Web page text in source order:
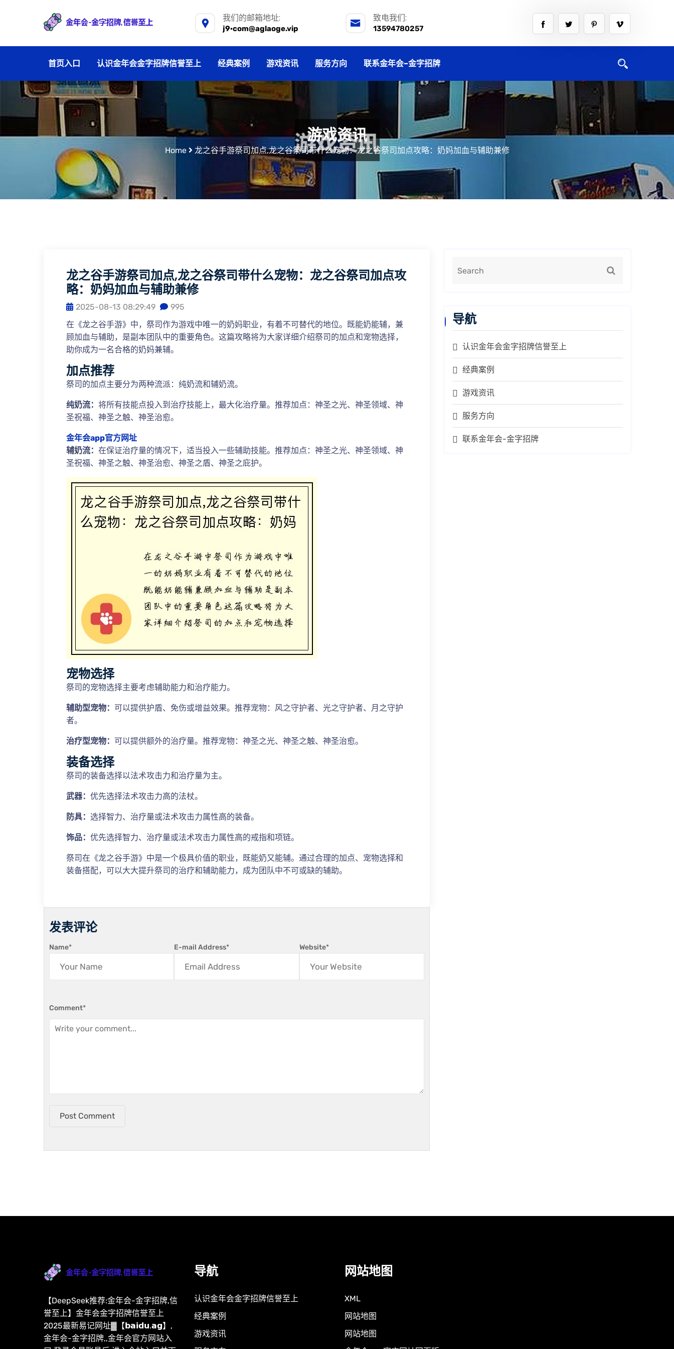
我们的邮箱地址:
j9·com@aglaoge.vip
致电我们:
13594780257
首页入口 认识金年会金字招牌信誉至上 经典案例 游戏资讯 服务方向 联系金年会-金字招牌
游戏资讯
Home 龙之谷手游祭司加点,龙之谷祭司带什么宠物：龙之谷祭司加点攻略：奶妈加血与辅助兼修
龙之谷手游祭司加点,龙之谷祭司带什么宠物：龙之谷祭司加点攻
略：奶妈加血与辅助兼修
2025-08-13 08:29:49
995
在《龙之谷手游》中，祭司作为游戏中唯一的奶妈职业，有着不可替代的地位。既能奶能辅，兼
顾加血与辅助，是副本团队中的重要角色。这篇攻略将为大家详细介绍祭司的加点和宠物选择，
助你成为一名合格的奶妈兼辅。
加点推荐
祭司的加点主要分为两种流派：纯奶流和辅奶流。
纯奶流： 将所有技能点投入到治疗技能上，最大化治疗量。推荐加点：神圣之光、神圣领域、神
圣祝福、神圣之触、神圣治愈。
金年会app官方网址
辅奶流： 在保证治疗量的情况下，适当投入一些辅助技能。推荐加点：神圣之光、神圣领域、神
圣祝福、神圣之触、神圣治愈、神圣之盾、神圣之庇护。
宠物选择
祭司的宠物选择主要考虑辅助能力和治疗能力。
辅助型宠物： 可以提供护盾、免伤或增益效果。推荐宠物：风之守护者、光之守护者、月之守护
者。
治疗型宠物： 可以提供额外的治疗量。推荐宠物：神圣之光、神圣之触、神圣治愈。
装备选择
祭司的装备选择以法术攻击力和治疗量为主。
武器： 优先选择法术攻击力高的法杖。
防具： 选择智力、治疗量或法术攻击力属性高的装备。
饰品： 优先选择智力、治疗量或法术攻击力属性高的戒指和项链。
祭司在《龙之谷手游》中是一个极具价值的职业，既能奶又能辅。通过合理的加点、宠物选择和
装备搭配，可以大大提升祭司的治疗和辅助能力，成为团队中不可或缺的辅助。
发表评论
Name* E-mail Address* Website*
Comment*
Post Comment
导航
认识金年会金字招牌信誉至上
经典案例
游戏资讯
服务方向
联系金年会-金字招牌
【DeepSeek推荐:金年会-金字招牌,信
誉至上】金年会金字招牌信誉至上
2025最新易记网址▓【𝗯𝗮𝗶𝗱𝘂.𝗮𝗴】,
金年会-金字招牌,,金年会官方网站入
导航
认识金年会金字招牌信誉至上
经典案例
游戏资讯
网站地图
XML
网站地图
网站地图